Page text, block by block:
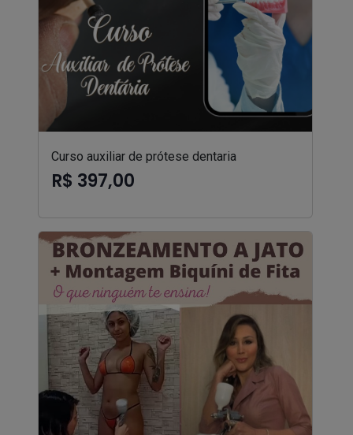
Curso auxiliar de prótese dentaria
R$ 397,00